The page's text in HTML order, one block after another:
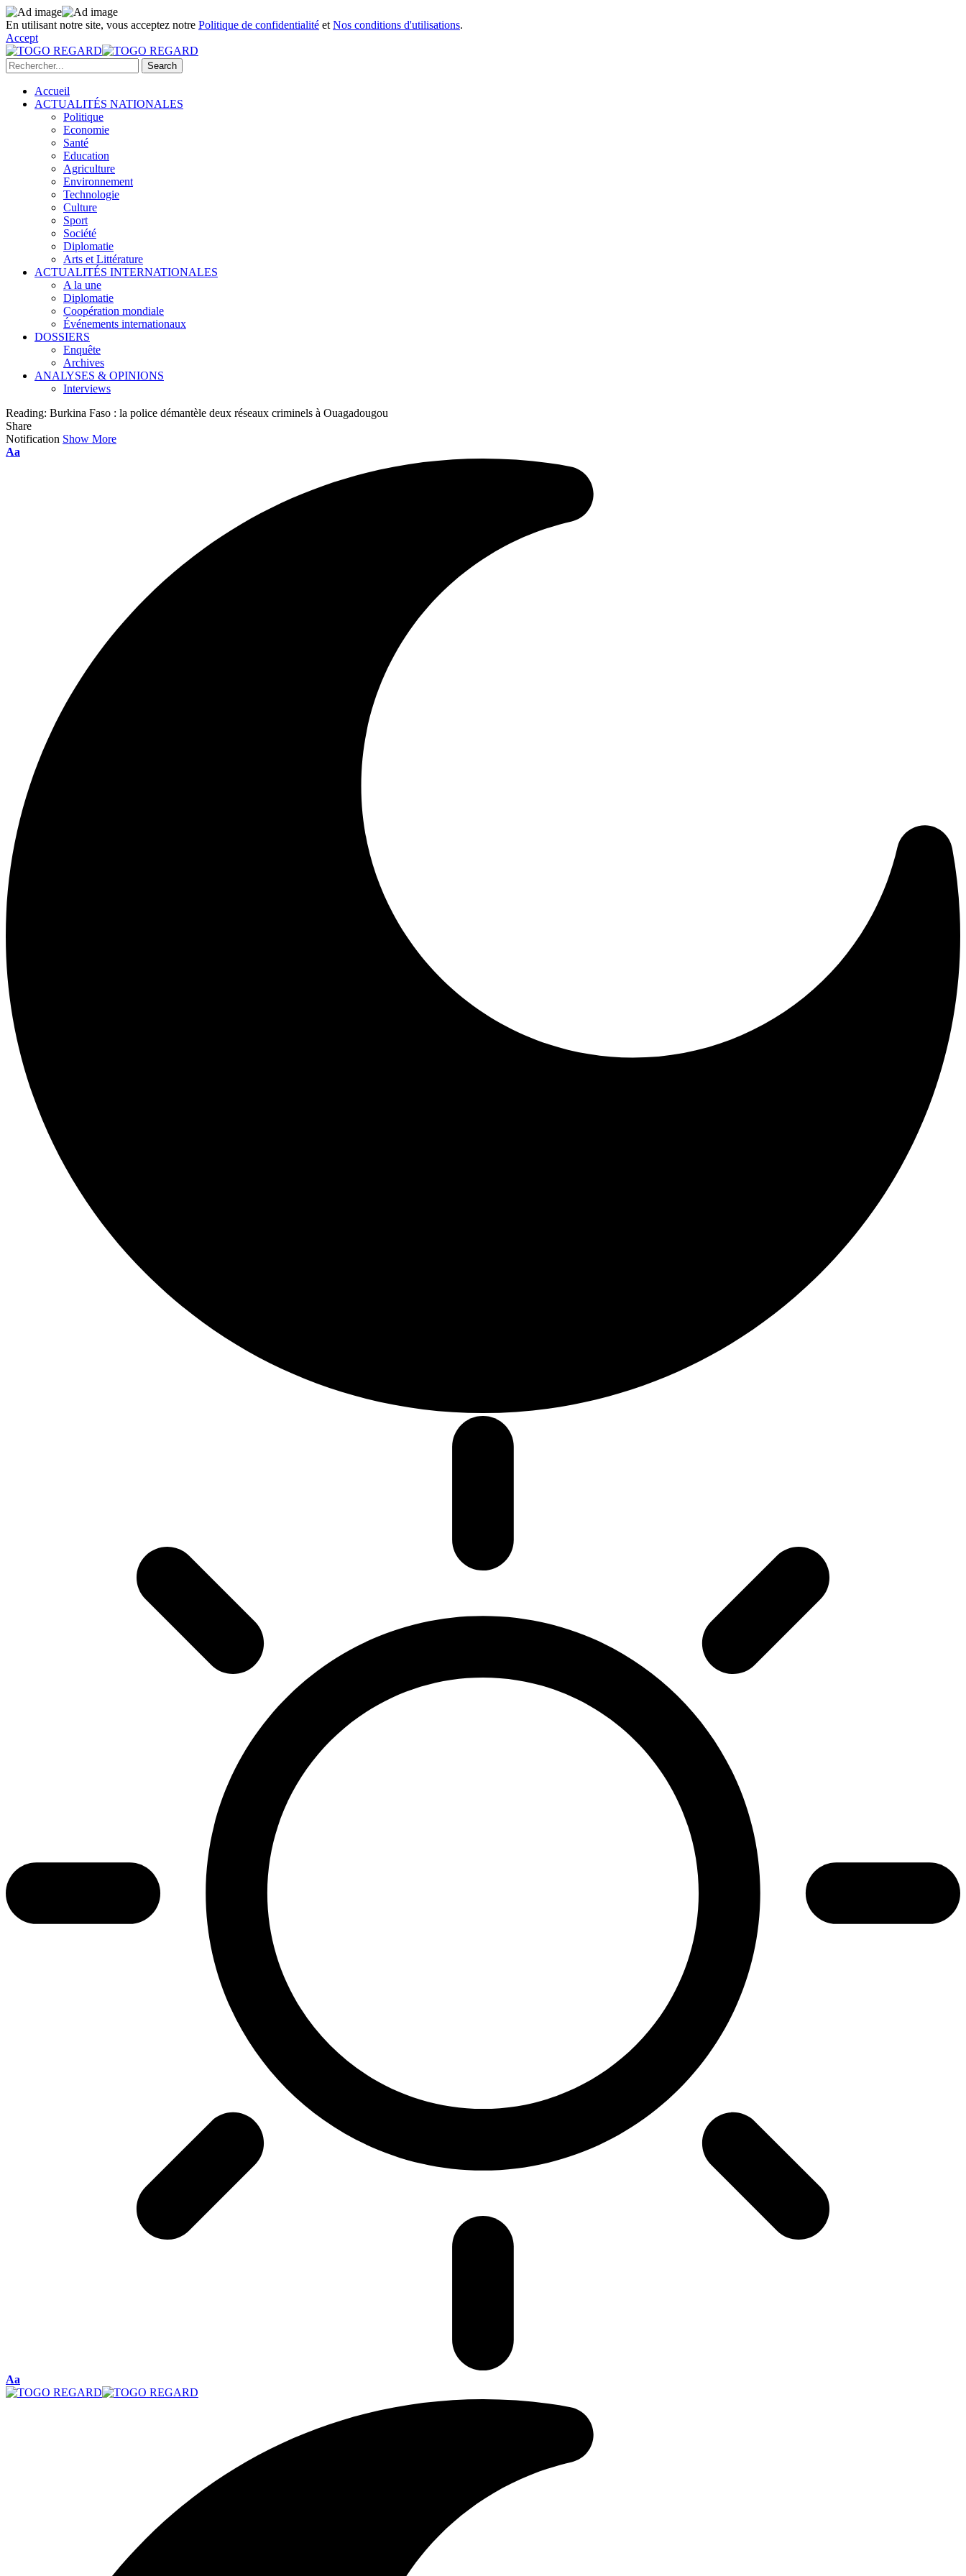
En utilisant notre site, vous acceptez notre Politique de confidentialité et Nos conditions d'utilisations.
Accept
Accueil
ACTUALITÉS NATIONALES
Politique
Economie
Santé
Education
Agriculture
Environnement
Technologie
Culture
Sport
Société
Diplomatie
Arts et Littérature
ACTUALITÉS INTERNATIONALES
A la une
Diplomatie
Coopération mondiale
Événements internationaux
DOSSIERS
Enquête
Archives
ANALYSES & OPINIONS
Interviews
Reading: Burkina Faso : la police démantèle deux réseaux criminels à Ouagadougou
Share
Notification Show More
Font
Aa
Font
Resizer
Aa